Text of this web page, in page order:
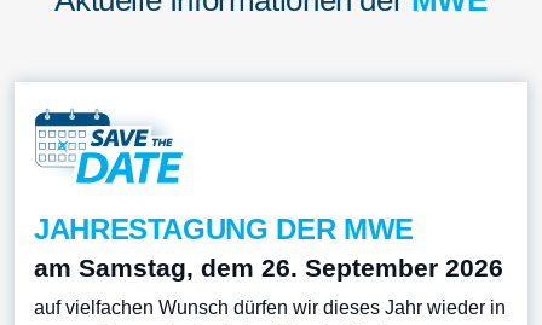
JAHRESTAGUNG DER MWE
am Samstag, dem 26. September 2026
auf vielfachen Wunsch dürfen wir dieses Jahr wieder in